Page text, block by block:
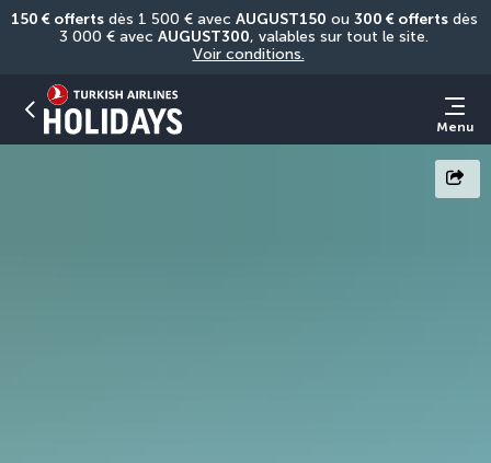
150 € offerts dès 1 500 € avec AUGUST150 ou 300 € offerts dès
3 000 € avec AUGUST300
Voir conditions.
Menu